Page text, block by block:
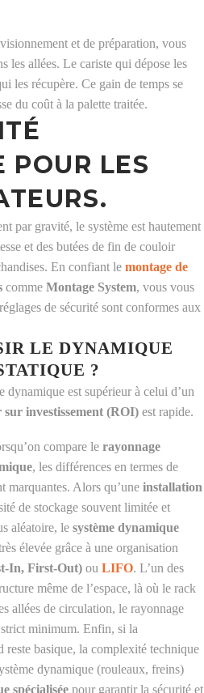
et de préparation, vous
les allées. Le cariste qui dépose les
les récupère. Ce gain de temps se
du coût à la palette traitée.
POUR LES
par gravité, le système est hautement
et des butées de fin de couloir
En confiant le montage de
comme Montage System, vous vous
de sécurité sont conformes aux
LE DYNAMIQUE
?
dynamique est supérieur à celui d’un
investissement (ROI) est rapide.
compare le rayonnage
, les différences en termes de
marquantes. Alors qu’une installation
de stockage souvent limitée et
aléatoire, le système dynamique
élevée grâce à une organisation
In, First-Out) ou LIFO. L’un des
même de l’espace, là où le rack
allées de circulation, le rayonnage
minimum. Enfin, si la
reste basique, la complexité technique
dynamique (rouleaux, freins)
spécialisée pour garantir la sécurité et